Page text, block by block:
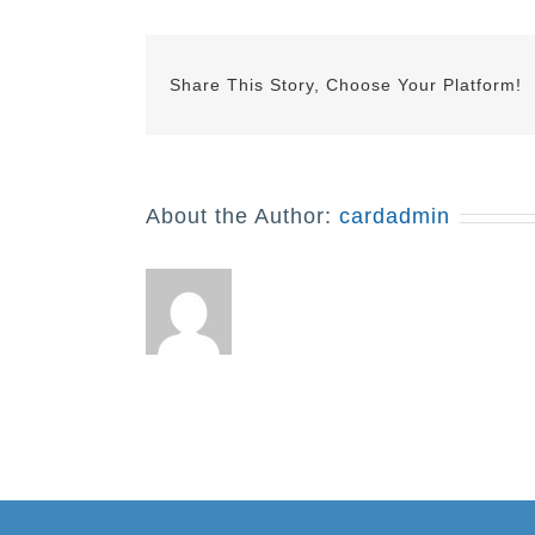
Share This Story, Choose Your Platform!
About the Author: cardadmin